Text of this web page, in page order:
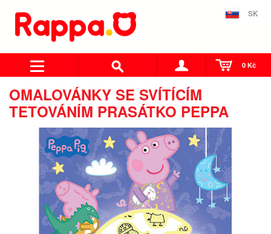
SK
0 Kč
OMALOVÁNKY SE SVÍTÍCÍM
TETOVÁNÍM PRASÁTKO PEPPA